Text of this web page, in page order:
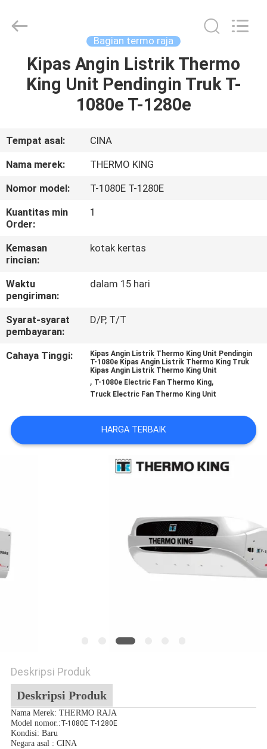
RUMAH
TENTANG
KAMI
TUR
PABRIK
KONTROL
KUALITAS
HUBUNGI
KAMI
KASUS-
KASUS
PRIVASI
INDUSTRY
Bagian termo raja
Kipas Angin Listrik Thermo
King Unit Pendingin Truk T-
1080e T-1280e
Tempat asal:
CINA
Nama merek:
THERMO KING
Nomor model:
T-1080E T-1280E
Kuantitas min
Order:
1
Kemasan
rincian:
kotak kertas
Waktu
pengiriman:
dalam 15 hari
Syarat-syarat
pembayaran:
D/P, T/T
Cahaya Tinggi:
Kipas Angin Listrik Thermo King Unit Pendingin
T-1080e Kipas Angin Listrik Thermo King Truk
Kipas Angin Listrik Thermo King Unit
, T-1080e Electric Fan Thermo King,
Truck Electric Fan Thermo King Unit
HARGA TERBAIK
Deskripsi Produk
Deskripsi Produk
Nama Merek: THERMO RAJA
Model nomor.:T-1080E T-1280E
Kondisi: Baru
Negara asal : CINA